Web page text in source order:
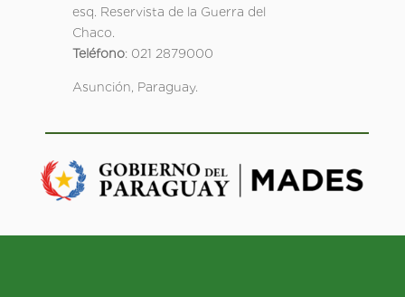
esq. Reservista de la Guerra del
Chaco.
Teléfono: 021 2879000
Asunción, Paraguay.